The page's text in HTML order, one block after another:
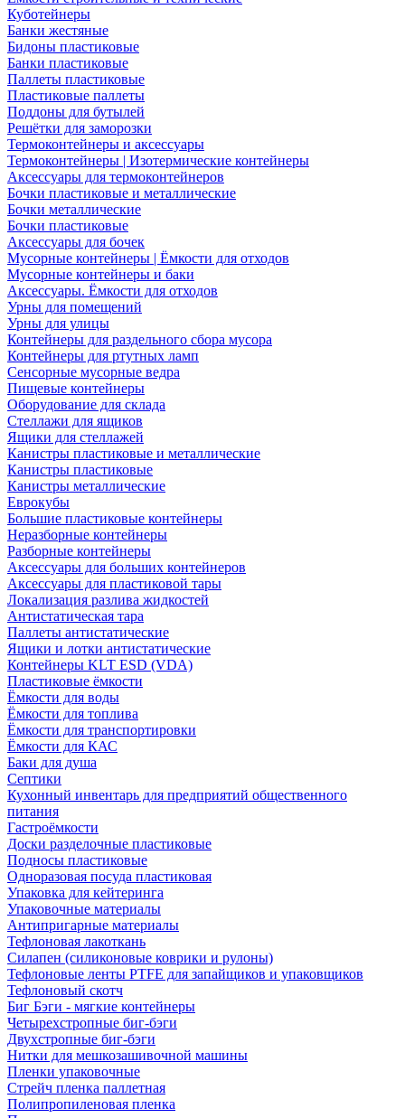
Куботейнеры
Банки жестяные
Бидоны пластиковые
Банки пластиковые
Паллеты пластиковые
Пластиковые паллеты
Поддоны для бутылей
Решётки для заморозки
Термоконтейнеры и аксессуары
Термоконтейнеры | Изотермические контейнеры
Аксессуары для термоконтейнеров
Бочки пластиковые и металлические
Бочки металлические
Бочки пластиковые
Аксессуары для бочек
Мусорные контейнеры | Ёмкости для отходов
Мусорные контейнеры и баки
Аксессуары. Ёмкости для отходов
Урны для помещений
Урны для улицы
Контейнеры для раздельного сбора мусора
Контейнеры для ртутных ламп
Сенсорные мусорные ведра
Пищевые контейнеры
Оборудование для склада
Стеллажи для ящиков
Ящики для стеллажей
Канистры пластиковые и металлические
Канистры пластиковые
Канистры металлические
Еврокубы
Большие пластиковые контейнеры
Неразборные контейнеры
Разборные контейнеры
Аксессуары для больших контейнеров
Аксессуары для пластиковой тары
Локализация разлива жидкостей
Антистатическая тара
Паллеты антистатические
Ящики и лотки антистатические
Контейнеры KLT ESD (VDA)
Пластиковые ёмкости
Ёмкости для воды
Ёмкости для топлива
Ёмкости для транспортировки
Ёмкости для КАС
Баки для душа
Септики
Кухонный инвентарь для предприятий общественного
питания
Гастроёмкости
Доски разделочные пластиковые
Подносы пластиковые
Одноразовая посуда пластиковая
Упаковка для кейтеринга
Упаковочные материалы
Антипригарные материалы
Тефлоновая лакоткань
Силапен (силиконовые коврики и рулоны)
Тефлоновые ленты PTFE для запайщиков и упаковщиков
Тефлоновый скотч
Биг Бэги - мягкие контейнеры
Четырехстропные биг-бэги
Двухстропные биг-бэги
Нитки для мешкозашивочной машины
Пленки упаковочные
Стрейч пленка паллетная
Полипропиленовая пленка